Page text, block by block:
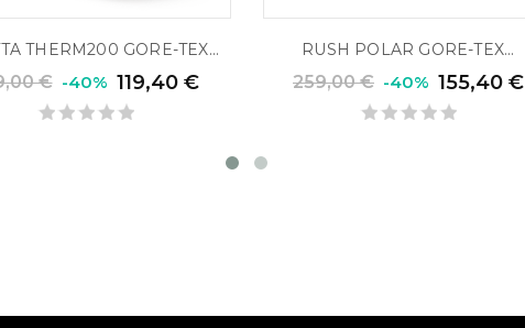
THERM200 GORE-TEX...
€ -40% 119,40 €
RUSH POLAR GORE-TEX...
259,00 € -40% 155,40 €